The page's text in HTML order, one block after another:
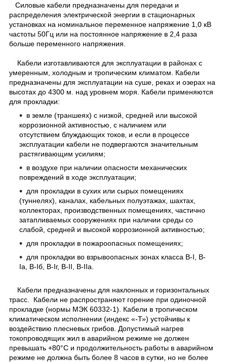
Силовые кабели предназначены для передачи и
распределения электрической энергии в стационарных
установках на номинальное переменное напряжение 1,0 кВ
частоты 50Гц или на постоянное напряжение в 2,4 раза
больше переменного напряжения.
Кабели изготавливаются для эксплуатации в районах с
умеренным, холодным и тропическим климатом. Кабели
предназначены для эксплуатации на суше, реках и озерах на
высотах до 4300 м. над уровнем моря. Кабели применяются
для прокладки:
в земле (траншеях) с низкой, средней или высокой
коррозионной активностью, с наличием или
отсутствием блуждающих токов, и если в процессе
эксплуатации кабели не подвергаются значительным
растягивающим усилиям;
в воздухе при наличии опасности механических
повреждений в ходе эксплуатации;
для прокладки в сухих или сырых помещениях
(туннелях), каналах, кабельных полуэтажах, шахтах,
коллекторах, производственных помещениях, частично
затапливаемых сооружениях при наличии среды со
слабой, средней и высокой коррозионной активностью;
для прокладки в пожароопасных помещениях;
для прокладки во взрывоопасных зонах класса B-I, B-
Iа, B-Iб, B-Iг, В-II, В-IIа.
Кабели предназначены для наклонных и горизонтальных
трасс. Кабели не распространяют горение при одиночной
прокладке (нормы МЭК 60332-1). Кабели в тропическом
климатическом исполнении (индекс «-Т») устойчивы к
воздействию плесневых грибов. Допустимый нагрев
токопроводящих жил в аварийном режиме не должен
превышать +80°С и продолжительность работы в аварийном
режиме не должна быть более 8 часов в сутки, но не более